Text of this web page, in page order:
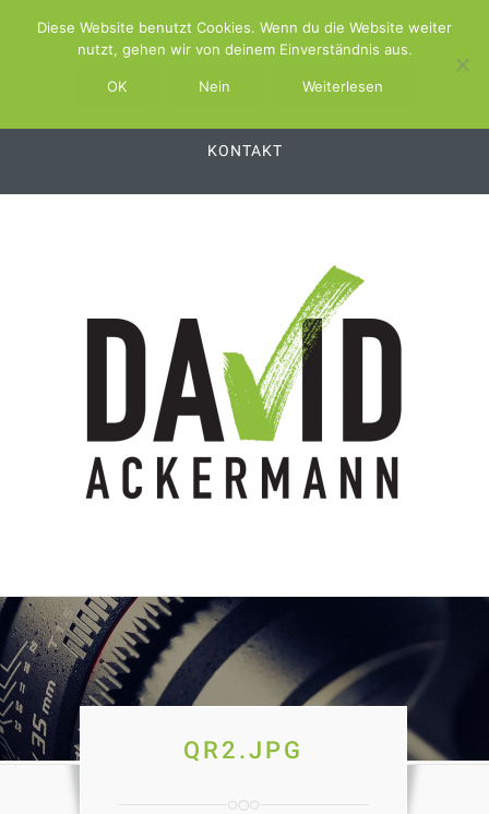
ABOUT SCHWIMMBAD.TV
KONTAKT
QR2.JPG
Diese Website benutzt Cookies. Wenn du die Website weiter
nutzt, gehen wir von deinem Einverständnis aus.
OK Nein Weiterlesen